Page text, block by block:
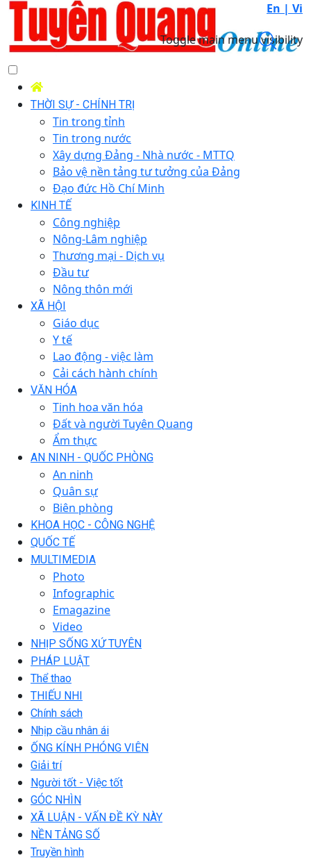
En | Vi
Toggle main menu visibility
THỜI SỰ - CHÍNH TRỊ
Tin trong tỉnh
Tin trong nước
Xây dựng Đảng - Nhà nước - MTTQ
Bảo vệ nền tảng tư tưởng của Đảng
Đạo đức Hồ Chí Minh
KINH TẾ
Công nghiệp
Nông-Lâm nghiệp
Thương mại - Dịch vụ
Đầu tư
Nông thôn mới
XÃ HỘI
Giáo dục
Y tế
Lao động - việc làm
Cải cách hành chính
VĂN HÓA
Tinh hoa văn hóa
Đất và người Tuyên Quang
Ẩm thực
AN NINH - QUỐC PHÒNG
An ninh
Quân sự
Biên phòng
KHOA HỌC - CÔNG NGHỆ
QUỐC TẾ
MULTIMEDIA
Photo
Infographic
Emagazine
Video
NHỊP SỐNG XỨ TUYÊN
PHÁP LUẬT
Thể thao
THIẾU NHI
Chính sách
Nhịp cầu nhân ái
ỐNG KÍNH PHÓNG VIÊN
Giải trí
Người tốt - Việc tốt
GÓC NHÌN
XÃ LUẬN - VẤN ĐỀ KỲ NÀY
NỀN TẢNG SỐ
Truyền hình